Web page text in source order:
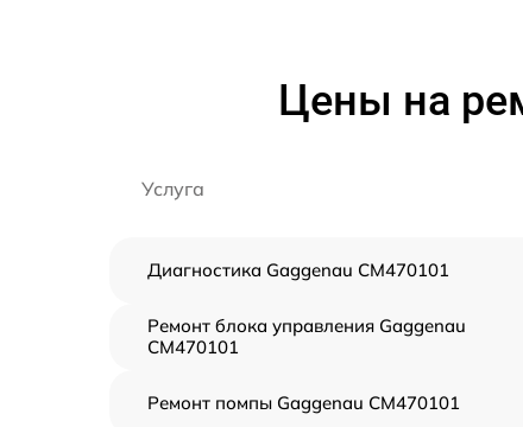
Цены на
Услуга
Диагностика Gaggenau CM470101
Ремонт блока управления Gaggenau
CM470101
Ремонт помпы Gaggenau CM470101